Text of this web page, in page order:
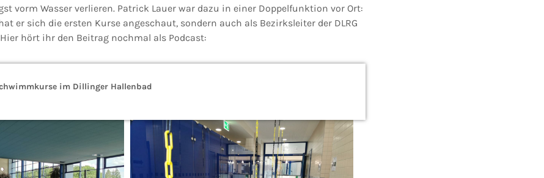
vorm Wasser verlieren. Patrick Lauer war dazu in einer Doppelfunktion vor Ort:
er sich die ersten Kurse angeschaut, sondern auch als Bezirksleiter der DLRG
hört ihr den Beitrag nochmal als Podcast:
im Dillinger Hallenbad